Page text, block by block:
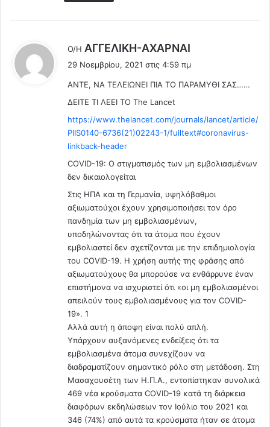
Ο/Η ΑΓΓEΛΙΚΗ-ΑΧΑΡΝΑΙ
ι
29 Νοεμβρίου, 2021 στις 4:59 πμ
ANTE, ΝΑ ΤΕΛΕΙΩΝΕΙ ΠΙΑ ΤΟ ΠΑΡΑΜΥΘΙ ΣΑΣ……
ΔΕΙΤΕ ΤΙ ΛΕΕΙ ΤΟ The Lancet
https://www.thelancet.com/journals/lancet/article/
PIIS0140-6736(21)02243-1/fulltext#coronavirus-
linkback-header
COVID-19: Ο στιγματισμός των μη εμβολιασμένων
δεν δικαιολογείται
Στις ΗΠΑ και τη Γερμανία, υψηλόβαθμοι
αξιωματούχοι έχουν χρησιμοποιήσει τον όρο
πανδημία των μη εμβολιασμένων,
υποδηλώνοντας ότι τα άτομα που έχουν
εμβολιαστεί δεν σχετίζονται με την επιδημιολογία
του COVID-19. Η χρήση αυτής της φράσης από
αξιωματούχους θα μπορούσε να ενθάρρυνε έναν
επιστήμονα να ισχυριστεί ότι «οι μη εμβολιασμένοι
απειλούν τους εμβολιασμένους για τον COVID-
19». 1
Αλλά αυτή η άποψη είναι πολύ απλή.
Υπάρχουν αυξανόμενες ενδείξεις ότι τα
εμβολιασμένα άτομα συνεχίζουν να
διαδραματίζουν σημαντικό ρόλο στη μετάδοση. Στη
Μασαχουσέτη των Η.Π.Α., εντοπίστηκαν συνολικά
469 νέα κρούσματα COVID-19 κατά τη διάρκεια
διαφόρων εκδηλώσεων τον Ιούλιο του 2021 και
346 (74%) από αυτά τα κρούσματα ήταν σε άτομα